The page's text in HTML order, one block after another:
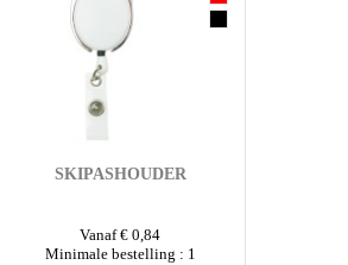
SKIPASHOUDER
Vanaf € 0,84
Minimale bestelling : 1